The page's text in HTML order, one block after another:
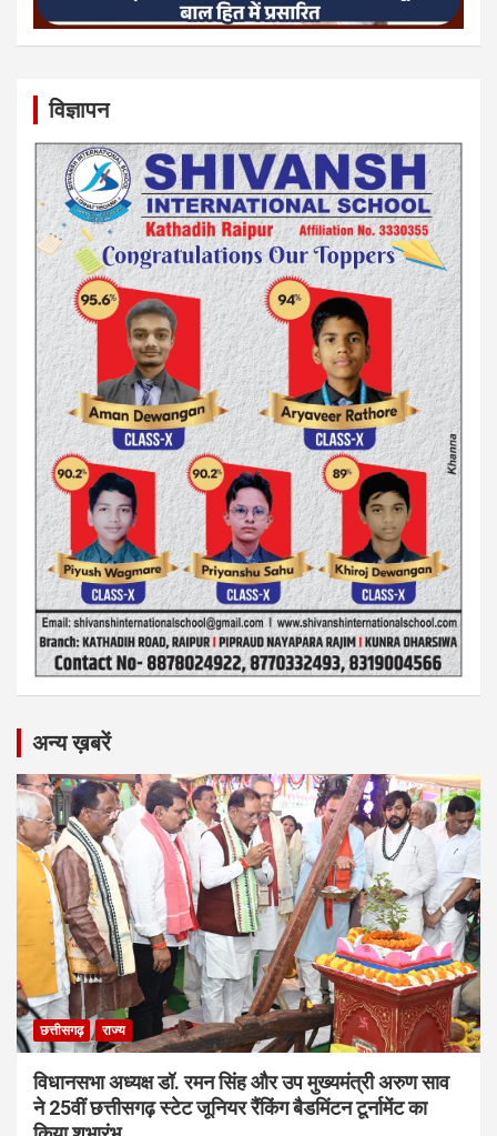
विज्ञापन
अन्य ख़बरें
छत्तीसगढ़ राज्य
विधानसभा अध्यक्ष डॉ. रमन सिंह और उप मुख्यमंत्री अरुण साव
ने 25वीं छत्तीसगढ़ स्टेट जूनियर रैंकिंग बैडमिंटन टूर्नामेंट का